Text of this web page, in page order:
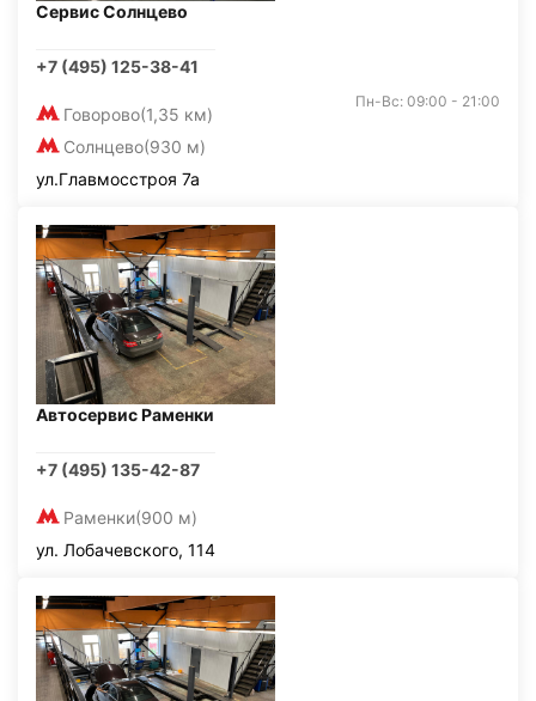
Сервис Солнцево
+7 (495) 125-38-41
Говорово(1,35 км)
Солнцево(930 м)
Пн-Вс: 09:00 - 21:00
ул.Главмосстроя 7а
Автосервис Раменки
+7 (495) 135-42-87
Раменки(900 м)
ул. Лобачевского, 114